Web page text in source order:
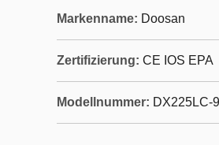
Markenname: Doosan
Zertifizierung: CE IOS EPA
Modellnummer: DX225LC-